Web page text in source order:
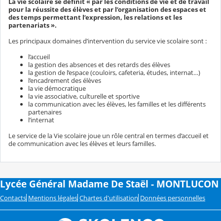
pour la réussite des élèves et par l’organisation des espaces et
des temps permettant l’expression, les relations et les
partenariats ».
Les principaux domaines d’intervention du service vie scolaire sont :
l’accueil
la gestion des absences et des retards des élèves
la gestion de l’espace (couloirs, cafeteria, études, internat…)
l’encadrement des élèves
la vie démocratique
la vie associative, culturelle et sportive
la communication avec les élèves, les familles et les différents
partenaires
l’internat
Le service de la Vie scolaire joue un rôle central en termes d’accueil et
de communication avec les élèves et leurs familles.
Lycée Général Madame De Staël - MONTLUCON
Contacts Mentions légales Chartes d'utilisation Données personnelles